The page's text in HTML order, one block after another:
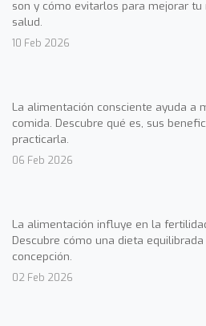
son y cómo evitarlos para mejorar
salud.
10 Feb 2026
La alimentación consciente ayuda a
comida. Descubre qué es, sus
practicarla.
06 Feb 2026
La alimentación influye en la
Descubre cómo una dieta
concepción.
02 Feb 2026